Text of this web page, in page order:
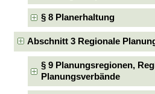
§ 8 Planerhaltung
Abschnitt 3 Regionale
§ 9 Planungsregionen,
Planungsverbände